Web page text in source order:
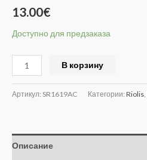
13.00€
Доступно для предзаказа
В корзину
Артикул: SR1619AC Категории: Riolis,
Описание